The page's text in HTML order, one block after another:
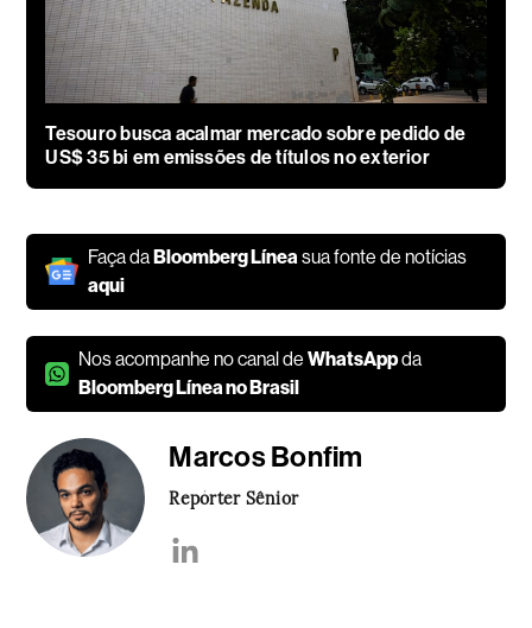
Tesouro busca acalmar mercado sobre pedido de
US$ 35 bi em emissões de títulos no exterior
Faça daBloomberg Línea sua fonte de notícias
aqui
Nos acompanhe no canal deWhatsAppda
Bloomberg Línea no Brasil
Marcos Bonfim
Repórter Sênior